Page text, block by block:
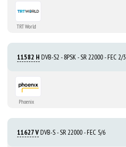
TRT World
11582 H DVB-S2 - 8PSK - SR 22000 - FEC 2/3
Phoenix
11627 VDVB-S - SR 22000 - FEC 5/6